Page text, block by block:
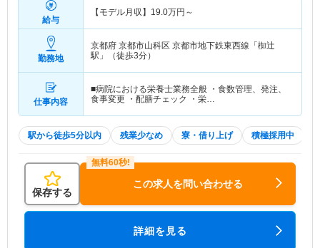
給与
【モデル月収】 19.0万円～
勤務地
京都府 京都市山科区 京都市地下鉄東西線「椥辻
駅」（徒歩3分）
仕事内容
■病院における栄養士業務全般 ・食数管理、発注、
食事変更 ・配膳チェック ・栄…
駅から徒歩5分以内 残業少なめ 寮・借り上げ 積極採用中
保存する
この求人を問い合わせる
詳細を見る